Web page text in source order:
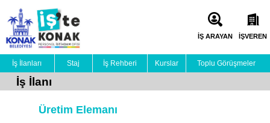
İŞ ARAYAN İŞVEREN
İş İlanları Staj İş Rehberi Kurslar Toplu Görüşmeler
İş İlanı
Üretim Elemanı